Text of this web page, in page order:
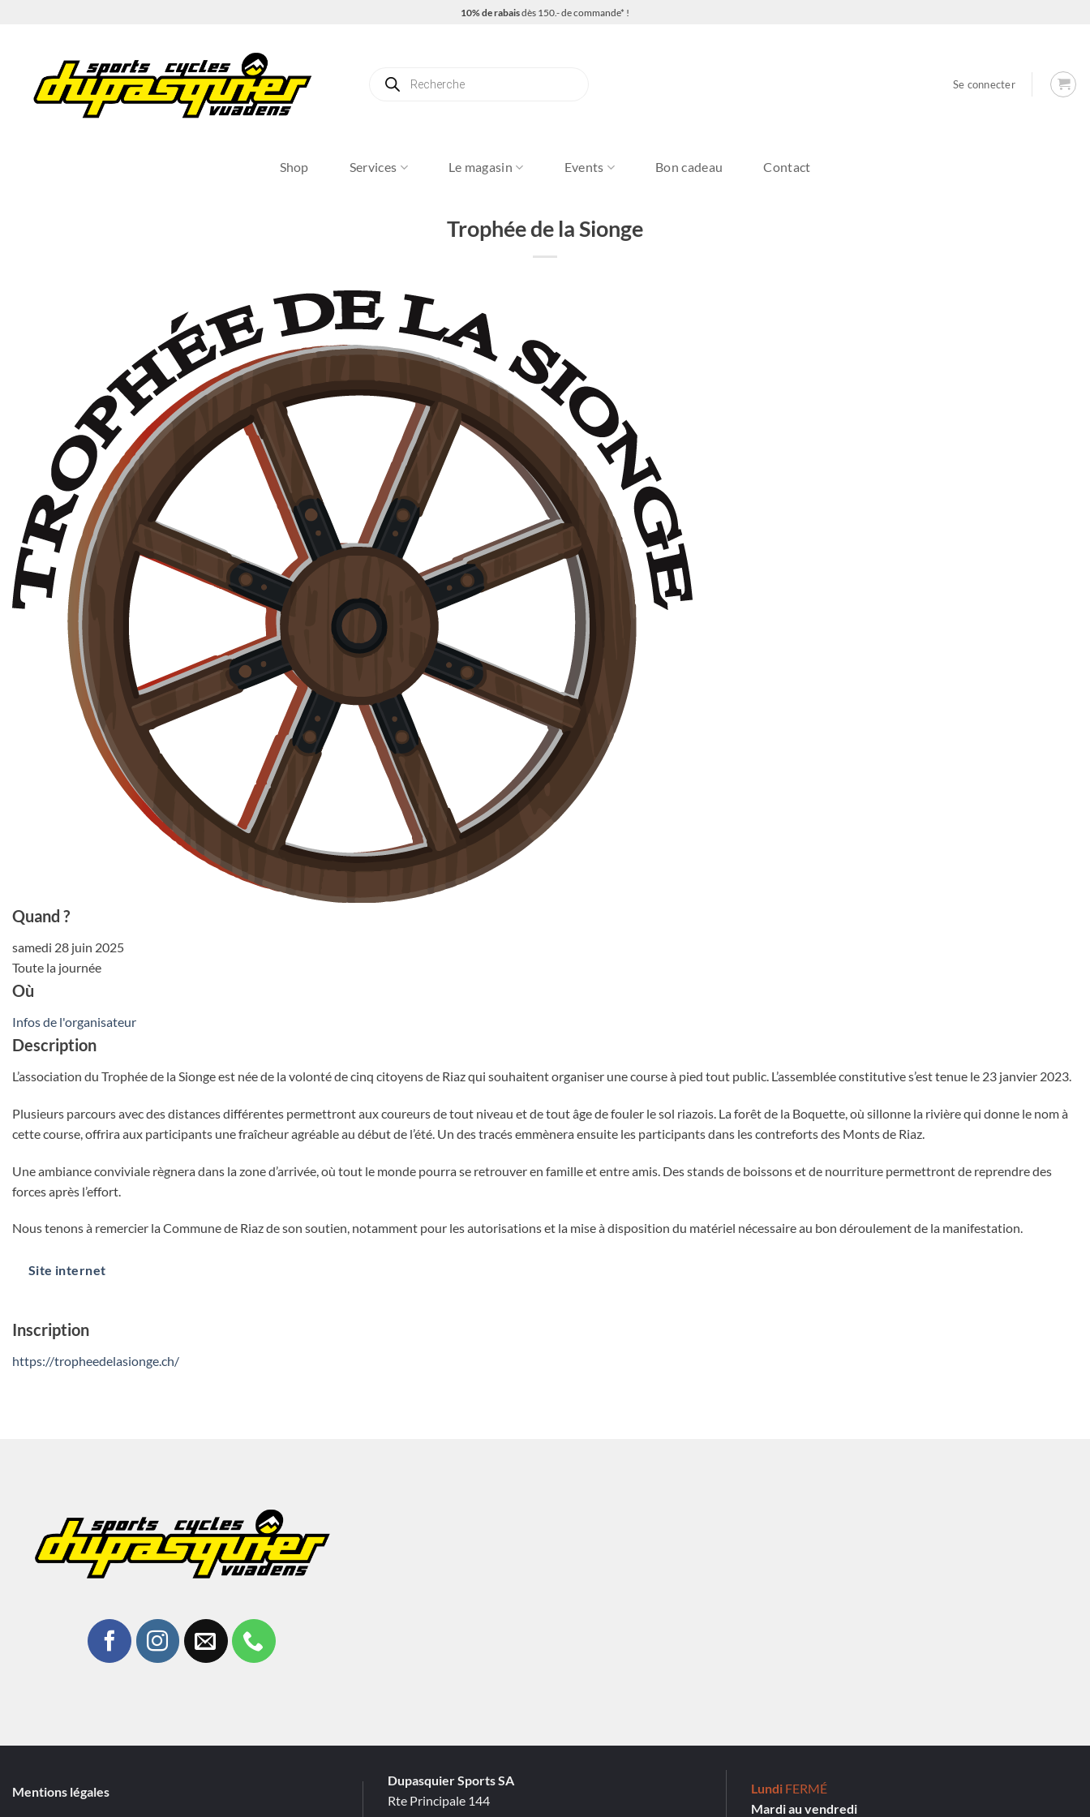
10% de rabaisdès 150.- de commande* !
produits
Se connecter
Shop Services Le magasin Events Bon cadeau Contact
Trophée de la Sionge
Quand ?
samedi 28 juin 2025
Toute la journée
Où
Infos de l'organisateur
Description
L’association du Trophée de la Sionge est née de la volonté de cinq citoyens de Riaz qui souhaitent organiser une course à pied tout public. L’assemblée constitutive s’est tenue le 23 janvier 2023.
Plusieurs parcours avec des distances différentes permettront aux coureurs de tout niveau et de tout âge de fouler le sol riazois. La forêt de la Boquette, où sillonne la rivière qui donne le nom à
cette course, offrira aux participants une fraîcheur agréable au début de l’été. Un des tracés emmènera ensuite les participants dans les contreforts des Monts de Riaz.
Une ambiance conviviale règnera dans la zone d’arrivée, où tout le monde pourra se retrouver en famille et entre amis. Des stands de boissons et de nourriture permettront de reprendre des
forces après l’effort.
Nous tenons à remercier la Commune de Riaz de son soutien, notamment pour les autorisations et la mise à disposition du matériel nécessaire au bon déroulement de la manifestation.
Site internet
Inscription
https://tropheedelasionge.ch/
Mentions légales
Dupasquier Sports SA
Rte Principale 144
Lundi FERMÉ
Mardi au vendredi